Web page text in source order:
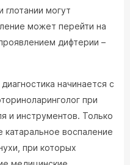
глотании могут
может перейти на
дифтерии –
начинается с
при
и инструментов. Только
воспаление
при которых